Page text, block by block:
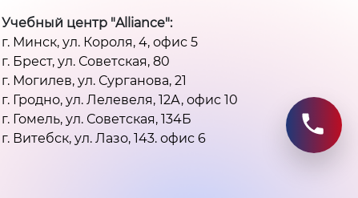
Учебный центр "Alliance":
г. Минск, ул. Короля, 4, офис 5
г. Брест, ул. Советская, 80
г. Могилев, ул. Сурганова, 21
г. Гродно, ул. Лелевеля, 12А, офис 10
г. Гомель, ул. Советская, 134Б
г. Витебск, ул. Лазо, 143. офис 6